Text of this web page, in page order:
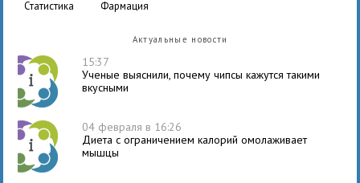
статистика
фармация
Актуальные новости
15:37
Ученые выяснили, почему чипсы кажутся такими
вкусными
04 февраля в 16:26
Диета с ограничением калорий омолаживает
мышцы